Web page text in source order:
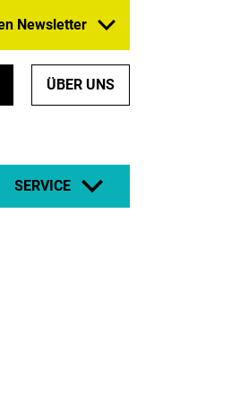
Newsletter
ÜBER UNS
SERVICE